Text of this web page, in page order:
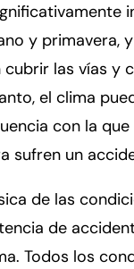
y primavera,
las vías y
el clima
con la
sufren un
de las
de
Todos los